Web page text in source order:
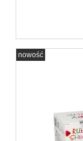
nowość